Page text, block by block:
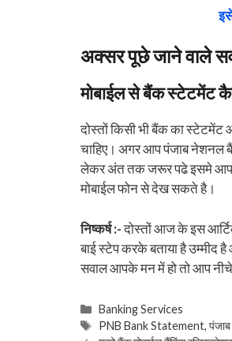
अक्सर पूछे जाने वाले
मोबाईल से बैंक स्टेटमेंट
दोस्तों किसी भी बैंक का
चाहिए। अगर आप पंजाब नेशनल
लेकर अंत तक जरूर पढे इसमे
मोबाईल फोन से देख सकते है।
निष्कर्ष :-दोस्तों आज के इस
बाई स्टेप करके बताया है
सवाल आपके मन में हो तो आप
Categories
Banking Services
Tags
PNB Bank Statement,